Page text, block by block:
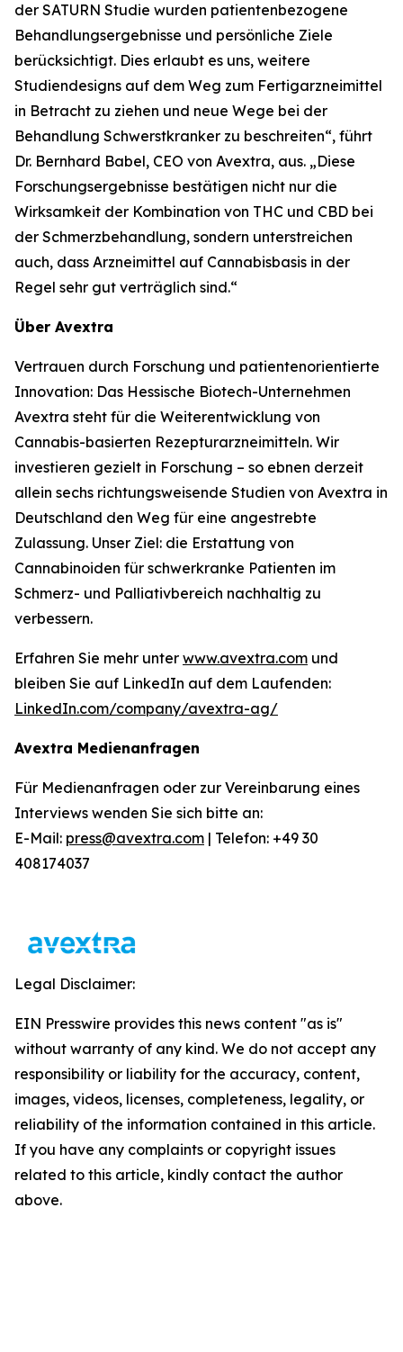
der SATURN Studie wurden patientenbezogene
Behandlungsergebnisse und persönliche Ziele
berücksichtigt. Dies erlaubt es uns, weitere
Studiendesigns auf dem Weg zum Fertigarzneimittel
in Betracht zu ziehen und neue Wege bei der
Behandlung Schwerstkranker zu beschreiten“, führt
Dr. Bernhard Babel, CEO von Avextra, aus. „Diese
Forschungsergebnisse bestätigen nicht nur die
Wirksamkeit der Kombination von THC und CBD bei
der Schmerzbehandlung, sondern unterstreichen
auch, dass Arzneimittel auf Cannabisbasis in der
Regel sehr gut verträglich sind.“
Über Avextra
Vertrauen durch Forschung und patientenorientierte
Innovation: Das Hessische Biotech-Unternehmen
Avextra steht für die Weiterentwicklung von
Cannabis-basierten Rezepturarzneimitteln. Wir
investieren gezielt in Forschung – so ebnen derzeit
allein sechs richtungsweisende Studien von Avextra in
Deutschland den Weg für eine angestrebte
Zulassung. Unser Ziel: die Erstattung von
Cannabinoiden für schwerkranke Patienten im
Schmerz- und Palliativbereich nachhaltig zu
verbessern.
Erfahren Sie mehr unter www.avextra.com und
bleiben Sie auf LinkedIn auf dem Laufenden:
LinkedIn.com/company/avextra-ag/
Avextra Medienanfragen
Für Medienanfragen oder zur Vereinbarung eines
Interviews wenden Sie sich bitte an:
E-Mail: press@avextra.com | Telefon: +49 30
408174037
Legal Disclaimer:
EIN Presswire provides this news content "as is"
without warranty of any kind. We do not accept any
responsibility or liability for the accuracy, content,
images, videos, licenses, completeness, legality, or
reliability of the information contained in this article.
If you have any complaints or copyright issues
related to this article, kindly contact the author
above.